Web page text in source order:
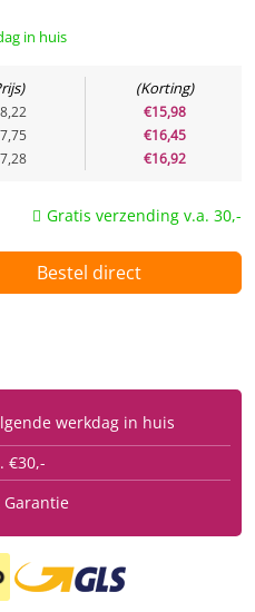
in huis
Korting
€15,98
€16,45
€16,92
Gratis verzending v.a. 30,-
Bestel direct
werkdag in huis
€30,-
Garantie